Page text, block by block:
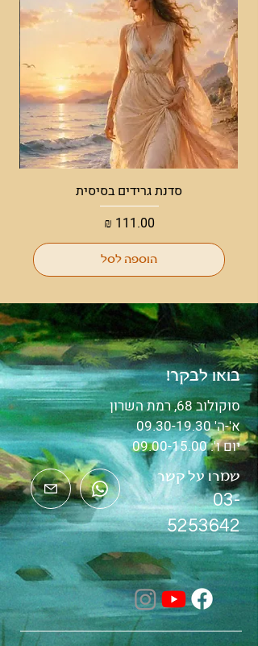
נהוג לשלבו עם השרף מור כדי לעדן את
הריח ולהכניס אנרגיה מתוקה למרחב.
מומלץ להתנסות ולהדליק אותו לבדו, אך גם
בשילובים של צמחים ושרפים אחרים.
סדנת גרידים בסיסית
מחיר
הוספה לסל
בואו לבקר!
סוקולוב 68, רמת השרון
א'-ה'09.30-19.30
יום ו':09.00-15.00
שמרו על קשר
03-
5253642